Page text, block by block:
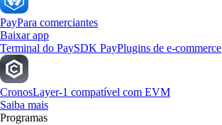
PayPara comerciantes
Baixar app
Terminal do PaySDK PayPlugins de e-commerce
CronosLayer-1 compatível com EVM
Saiba mais
Programas